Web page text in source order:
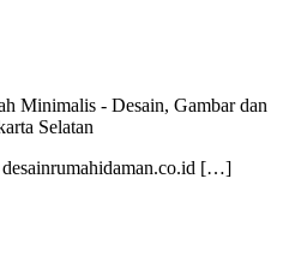
Minimalis - Desain, Gambar dan
Selatan
[…]